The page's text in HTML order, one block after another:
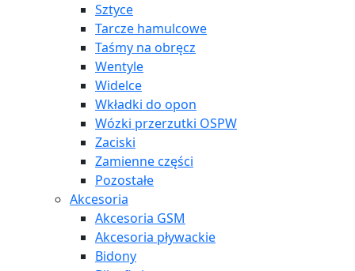
Sztyce
Tarcze hamulcowe
Taśmy na obręcz
Wentyle
Widelce
Wkładki do opon
Wózki przerzutki OSPW
Zaciski
Zamienne części
Pozostałe
Akcesoria
Akcesoria GSM
Akcesoria pływackie
Bidony